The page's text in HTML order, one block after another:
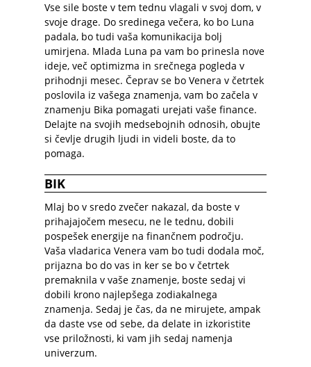
Vse sile boste v tem tednu vlagali v svoj dom, v
svoje drage. Do sredinega večera, ko bo Luna
padala, bo tudi vaša komunikacija bolj
umirjena. Mlada Luna pa vam bo prinesla nove
ideje, več optimizma in srečnega pogleda v
prihodnji mesec. Čeprav se bo Venera v četrtek
poslovila iz vašega znamenja, vam bo začela v
znamenju Bika pomagati urejati vaše finance.
Delajte na svojih medsebojnih odnosih, obujte
si čevlje drugih ljudi in videli boste, da to
pomaga.
BIK
Mlaj bo v sredo zvečer nakazal, da boste v
prihajajočem mesecu, ne le tednu, dobili
pospešek energije na finančnem področju.
Vaša vladarica Venera vam bo tudi dodala moč,
prijazna bo do vas in ker se bo v četrtek
premaknila v vaše znamenje, boste sedaj vi
dobili krono najlepšega zodiakalnega
znamenja. Sedaj je čas, da ne mirujete, ampak
da daste vse od sebe, da delate in izkoristite
vse priložnosti, ki vam jih sedaj namenja
univerzum.